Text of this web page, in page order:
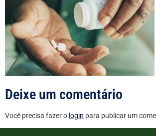
Deixe um comentário
Você precisa fazer o login para publicar um